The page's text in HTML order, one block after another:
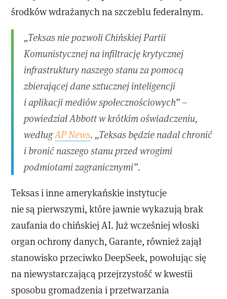
środków wdrażanych na szczeblu federalnym.
„Teksas nie pozwoli Chińskiej Partii
Komunistycznej na infiltrację krytycznej
infrastruktury naszego stanu za pomocą
zbierającej dane sztucznej inteligencji
i aplikacji mediów społecznościowych” –
powiedział Abbott w krótkim oświadczeniu,
wedługAP News. „Teksas będzie nadal chronić
i bronić naszego stanu przed wrogimi
podmiotami zagranicznymi”.
Teksas i inne amerykańskie instytucje
nie są pierwszymi, które jawnie wykazują brak
zaufania do chińskiej AI. Już wcześniej włoski
organ ochrony danych, Garante, również zajął
stanowisko przeciwko DeepSeek, powołując się
na niewystarczającą przejrzystość w kwestii
sposobu gromadzenia i przetwarzania